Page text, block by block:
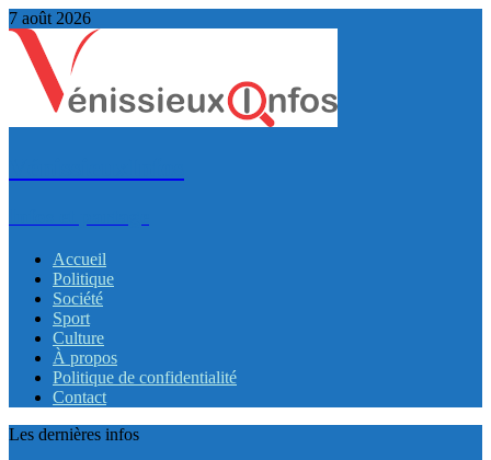
7 août 2026
Accueil
Politique
Société
Sport
Culture
À propos
Politique de confidentialité
Contact
Les dernières infos